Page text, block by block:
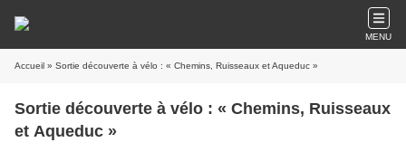
MENU
Accueil » Sortie découverte à vélo : « Chemins, Ruisseaux et Aqueduc »
Sortie découverte à vélo : « Chemins, Ruisseaux
et Aqueduc »